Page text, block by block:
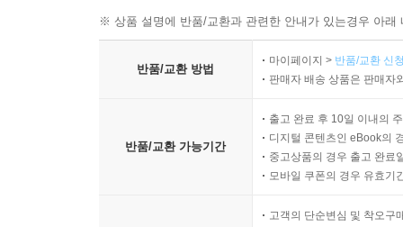
※ 상품 설명에 반품/교환과 관련한 안내가 있는경우 아
반품/교환 방법
마이페이지 > 반품/교환 신
판매자 배송 상품은 판매자
반품/교환 가능기간
출고 완료 후 10일 이내의
디지털 콘텐츠인 eBook의
중고상품의 경우 출고 완료
모바일 쿠폰의 경우 유효기
고객의 단순변심 및 착오구